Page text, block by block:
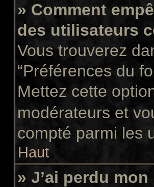
» Comment
des utilisateurs
Vous trouverez
“Préférences du
Mettez cette
modérateurs et
compté parmi les
Haut
» J’ai perdu